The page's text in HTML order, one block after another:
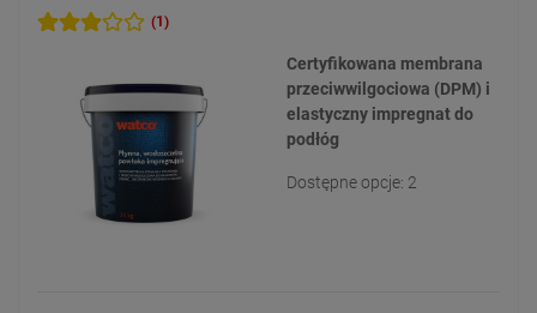
(1)
Certyfikowana membrana
przeciwwilgociowa (DPM) i
elastyczny impregnat do
podłóg
Dostępne opcje: 2